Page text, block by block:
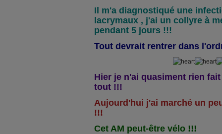
Il m'a diagnostiqué une
lacrymaux , j'ai un collyre à
pendant 5 jours !!!
Tout devrait rentrer dans
Hier je n'ai quasiment rien
tout !!!
Aujourd'hui j'ai marché un
!!!
Cet AM peut-être vélo !!!